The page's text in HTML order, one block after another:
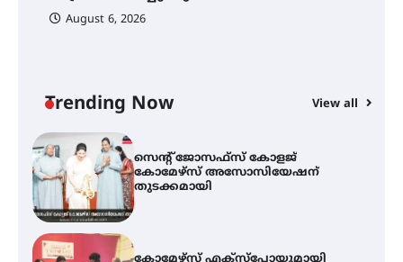
August 6, 2026
Trending Now View all
വെള്ളിയാഴ്ച സ്‌ക്രീൻ ചെയ്യുന്നു
സെന്റ് ജോസഫ്സ് കോളജ്
കോമേഴ്‌സ് അസോസിയേഷന്
തുടക്കമായി